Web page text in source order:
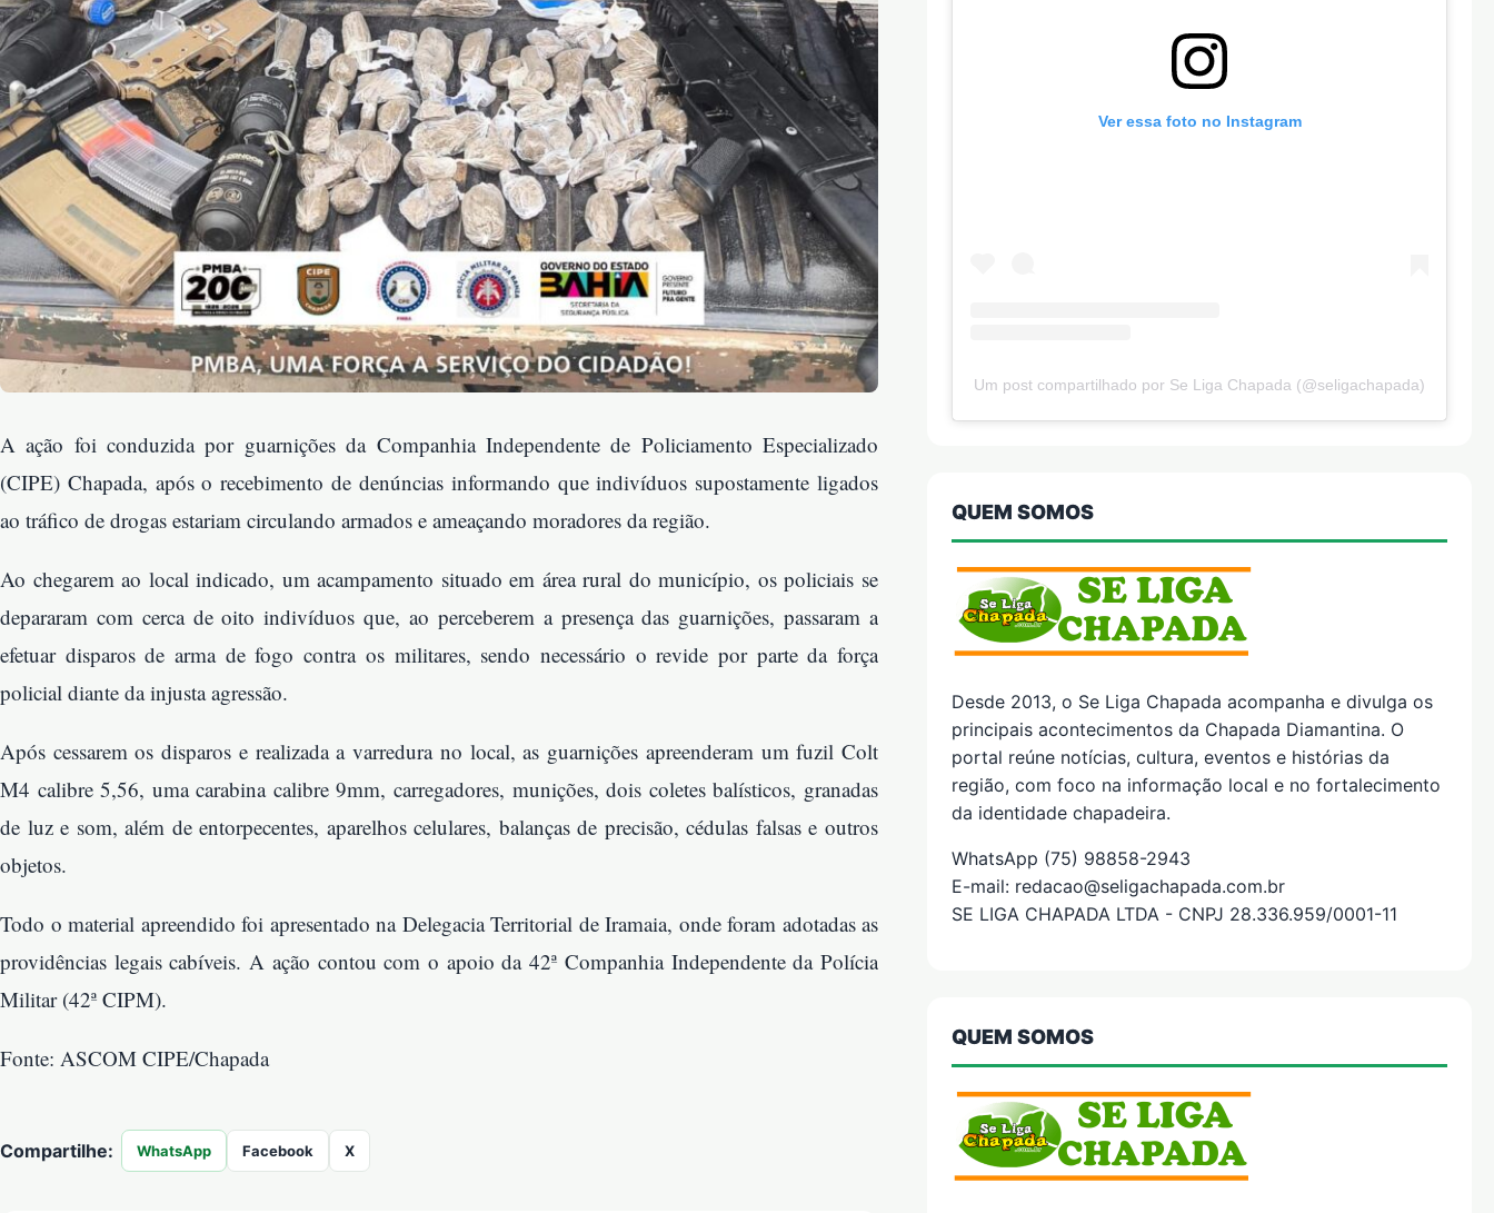
A ação foi conduzida por guarnições da Companhia Independente de Policiamento Especializado
(CIPE) Chapada, após o recebimento de denúncias informando que indivíduos supostamente ligados
ao tráfico de drogas estariam circulando armados e ameaçando moradores da região.
Ao chegarem ao local indicado, um acampamento situado em área rural do município, os policiais se
depararam com cerca de oito indivíduos que, ao perceberem a presença das guarnições, passaram a
efetuar disparos de arma de fogo contra os militares, sendo necessário o revide por parte da força
policial diante da injusta agressão.
Após cessarem os disparos e realizada a varredura no local, as guarnições apreenderam um fuzil Colt
M4 calibre 5,56, uma carabina calibre 9mm, carregadores, munições, dois coletes balísticos, granadas
de luz e som, além de entorpecentes, aparelhos celulares, balanças de precisão, cédulas falsas e outros
objetos.
Todo o material apreendido foi apresentado na Delegacia Territorial de Iramaia, onde foram adotadas as
providências legais cabíveis. A ação contou com o apoio da 42ª Companhia Independente da Polícia
Militar (42ª CIPM).
Fonte: ASCOM CIPE/Chapada
Compartilhe: WhatsApp Facebook X
Ver essa foto no Instagram
Um post compartilhado por Se Liga Chapada (@seligachapada)
QUEM SOMOS
Desde 2013, o Se Liga Chapada acompanha e divulga os
principais acontecimentos da Chapada Diamantina. O
portal reúne notícias, cultura, eventos e histórias da
região, com foco na informação local e no fortalecimento
da identidade chapadeira.
WhatsApp (75) 98858-2943
E-mail: redacao@seligachapada.com.br
SE LIGA CHAPADA LTDA - CNPJ 28.336.959/0001-11
QUEM SOMOS